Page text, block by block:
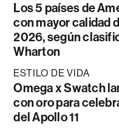
Los 5 países de
con mayor calidad
2026, según
Wharton
ESTILO DE VIDA
Omega x Swatch
con oro para
del Apollo 11